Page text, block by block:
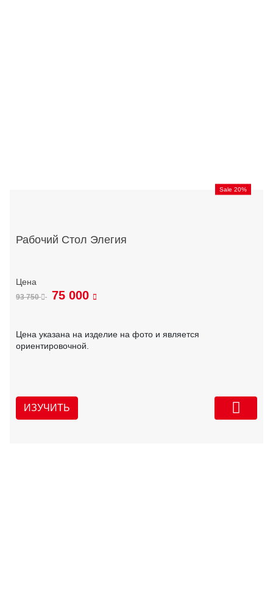
Sale 20%
Рабочий Стол Элегия
93 750 75 000
Цена указана на изделие на фото и является
ориентировочной.
ИЗУЧИТЬ